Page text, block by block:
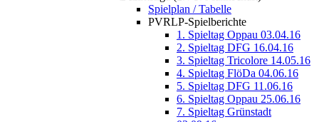
Spielplan / Tabelle
PVRLP-Spielberichte
1. Spieltag Oppau 03.04.16
2. Spieltag DFG 16.04.16
3. Spieltag Tricolore 14.05.16
4. Spieltag FlöDa 04.06.16
5. Spieltag DFG 11.06.16
6. Spieltag Oppau 25.06.16
7. Spieltag Grünstadt